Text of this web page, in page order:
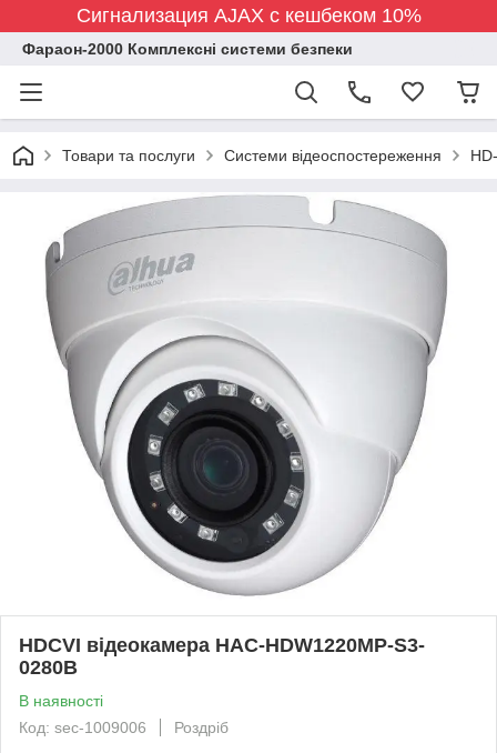
Сигнализация AJAX с кешбеком 10%
Фараон-2000 Комплексні системи безпеки
Товари та послуги Системи відеоспостереження
HDCVI відеокамера HAC-HDW1220MP-S3-
0280B
В наявності
Код: sec-1009006
Роздріб